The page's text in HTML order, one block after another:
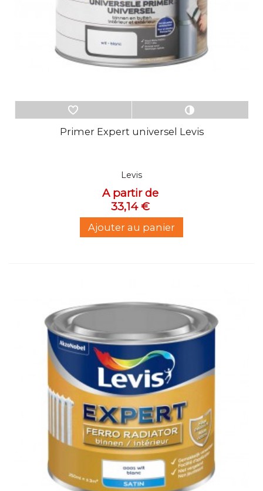
Primer Expert universel Levis
Levis
A partir de
33,14 €
Ajouter au panier